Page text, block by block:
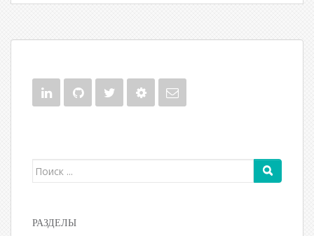
Поиск для:
РАЗДЕЛЫ